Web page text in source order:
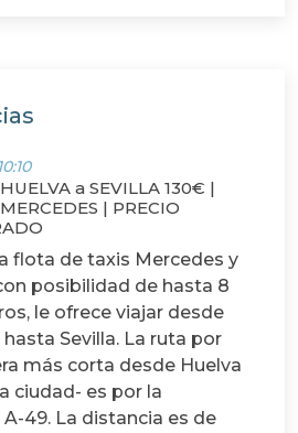
a SEVILLA 130€ |
| PRECIO
flota de taxis Mercedes y
posibilidad de hasta 8
le ofrece viajar desde
Sevilla. La ruta por
más corta desde Huelva
ciudad- es por la
49. La distancia es de